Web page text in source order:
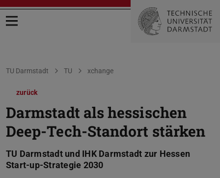
Menü öffnen
Sie befinden sich hier:
TU Darmstadt TU xchange
zurück
Darmstadt als hessischen
Deep-Tech-Standort stärken
TU Darmstadt und IHK Darmstadt zur Hessen
Start-up-Strategie 2030